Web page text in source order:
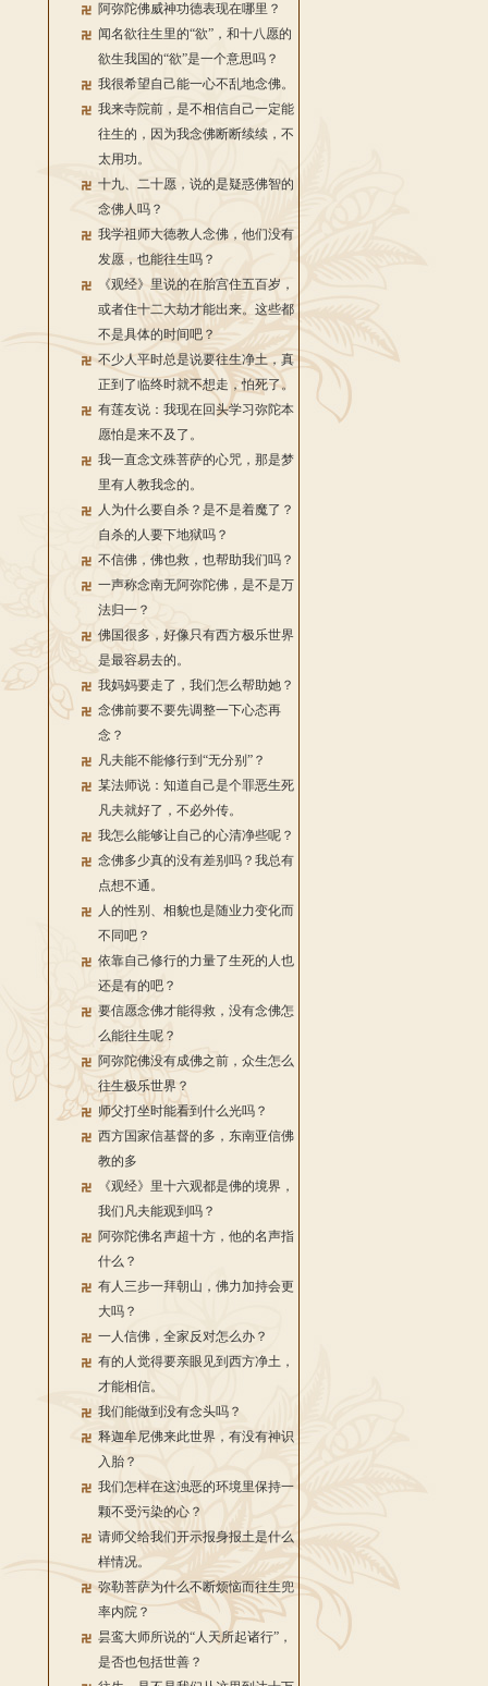
阿弥陀佛威神功德表现在哪里？
闻名欲往生里的“欲”，和十八愿的
欲生我国的“欲”是一个意思吗？
我很希望自己能一心不乱地念佛。
我来寺院前，是不相信自己一定能
往生的，因为我念佛断断续续，不
太用功。
十九、二十愿，说的是疑惑佛智的
念佛人吗？
我学祖师大德教人念佛，他们没有
发愿，也能往生吗？
《观经》里说的在胎宫住五百岁，
或者住十二大劫才能出来。这些都
不是具体的时间吧？
不少人平时总是说要往生净土，真
正到了临终时就不想走，怕死了。
有莲友说：我现在回头学习弥陀本
愿怕是来不及了。
我一直念文殊菩萨的心咒，那是梦
里有人教我念的。
人为什么要自杀？是不是着魔了？
自杀的人要下地狱吗？
不信佛，佛也救，也帮助我们吗？
一声称念南无阿弥陀佛，是不是万
法归一？
佛国很多，好像只有西方极乐世界
是最容易去的。
我妈妈要走了，我们怎么帮助她？
念佛前要不要先调整一下心态再
念？
凡夫能不能修行到“无分别”？
某法师说：知道自己是个罪恶生死
凡夫就好了，不必外传。
我怎么能够让自己的心清净些呢？
念佛多少真的没有差别吗？我总有
点想不通。
人的性别、相貌也是随业力变化而
不同吧？
依靠自己修行的力量了生死的人也
还是有的吧？
要信愿念佛才能得救，没有念佛怎
么能往生呢？
阿弥陀佛没有成佛之前，众生怎么
往生极乐世界？
师父打坐时能看到什么光吗？
西方国家信基督的多，东南亚信佛
教的多
《观经》里十六观都是佛的境界，
我们凡夫能观到吗？
阿弥陀佛名声超十方，他的名声指
什么？
有人三步一拜朝山，佛力加持会更
大吗？
一人信佛，全家反对怎么办？
有的人觉得要亲眼见到西方净土，
才能相信。
我们能做到没有念头吗？
释迦牟尼佛来此世界，有没有神识
入胎？
我们怎样在这浊恶的环境里保持一
颗不受污染的心？
请师父给我们开示报身报土是什么
样情况。
弥勒菩萨为什么不断烦恼而往生兜
率内院？
昙鸾大师所说的“人天所起诸行”，
是否也包括世善？